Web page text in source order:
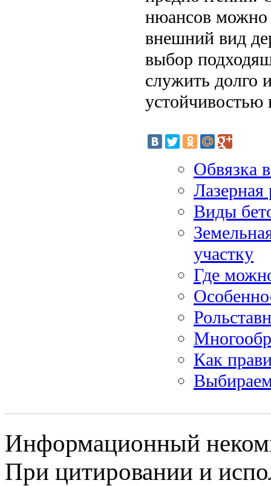
нюансов можно
внешний вид
выбор
служить долго
Обвязка
Лазерная
Виды
участку
Где
Как
Информационный
При цитировании и